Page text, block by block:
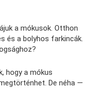
a mókusok. Otthon
és a bolyhos farkincák.
hogy a mókus
De néha —